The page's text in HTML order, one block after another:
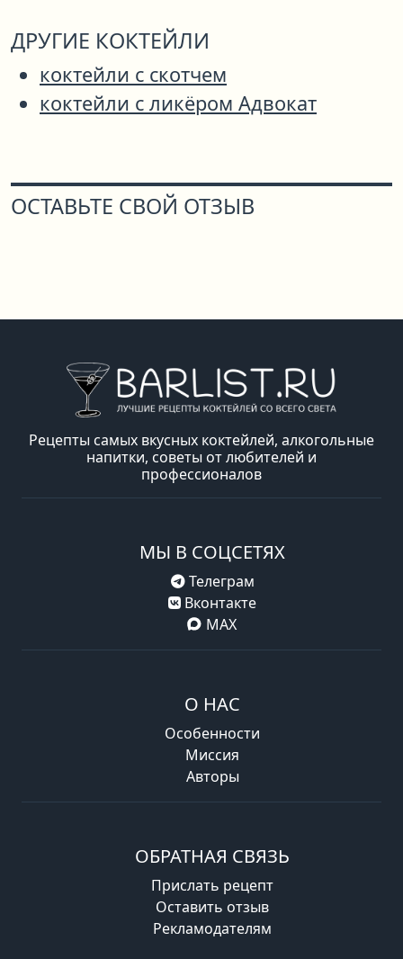
ДРУГИЕ КОКТЕЙЛИ
коктейли с скотчем
коктейли с ликёром Адвокат
ОСТАВЬТЕ СВОЙ ОТЗЫВ
Рецепты самых вкусных коктейлей, алкогольные
напитки, советы от любителей и
профессионалов
МЫ В СОЦСЕТЯХ
Телеграм
Вконтакте
MAX
О НАС
Особенности
Миссия
Авторы
ОБРАТНАЯ СВЯЗЬ
Прислать рецепт
Оставить отзыв
Рекламодателям